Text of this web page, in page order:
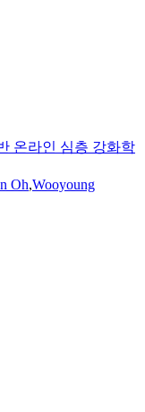
온라인 심층 강화학
Oh,Wooyoung